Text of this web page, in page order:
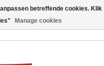
betreffende cookies. Klik
Manage cookies